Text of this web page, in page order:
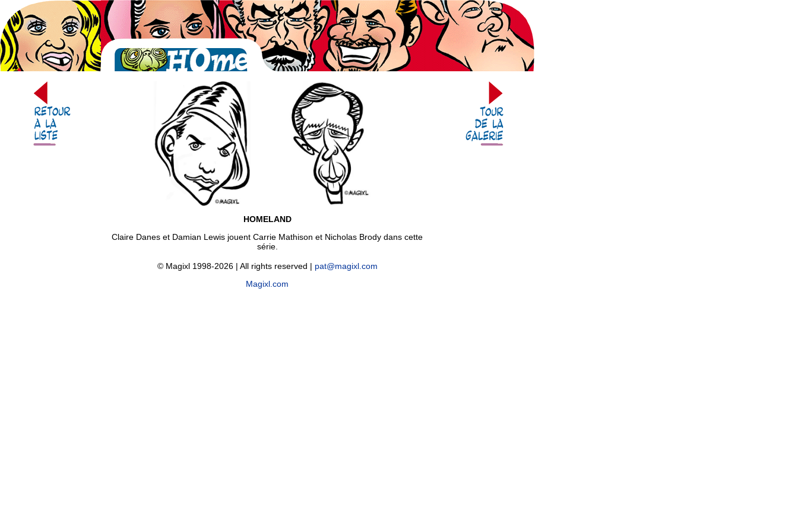
HOMELAND
Claire Danes et Damian Lewis jouent Carrie Mathison et Nicholas Brody dans cette
série.
© Magixl 1998-2026 | All rights reserved | pat@magixl.com
Magixl.com